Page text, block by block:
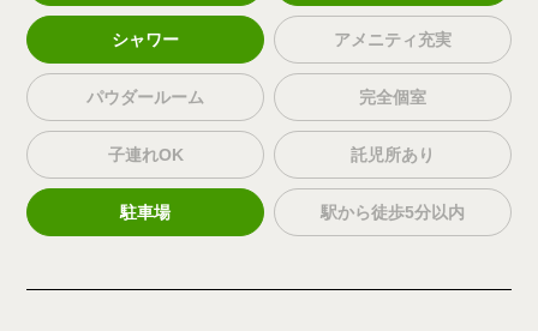
シャワー アメニティ充実
パウダールーム 完全個室
子連れOK 託児所あり
駐車場 駅から徒歩5分以内